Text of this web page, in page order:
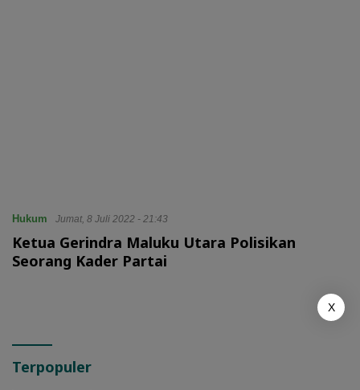
Hukum Jumat, 8 Juli 2022 - 21:43
Ketua Gerindra Maluku Utara Polisikan
Seorang Kader Partai
Terpopuler
X